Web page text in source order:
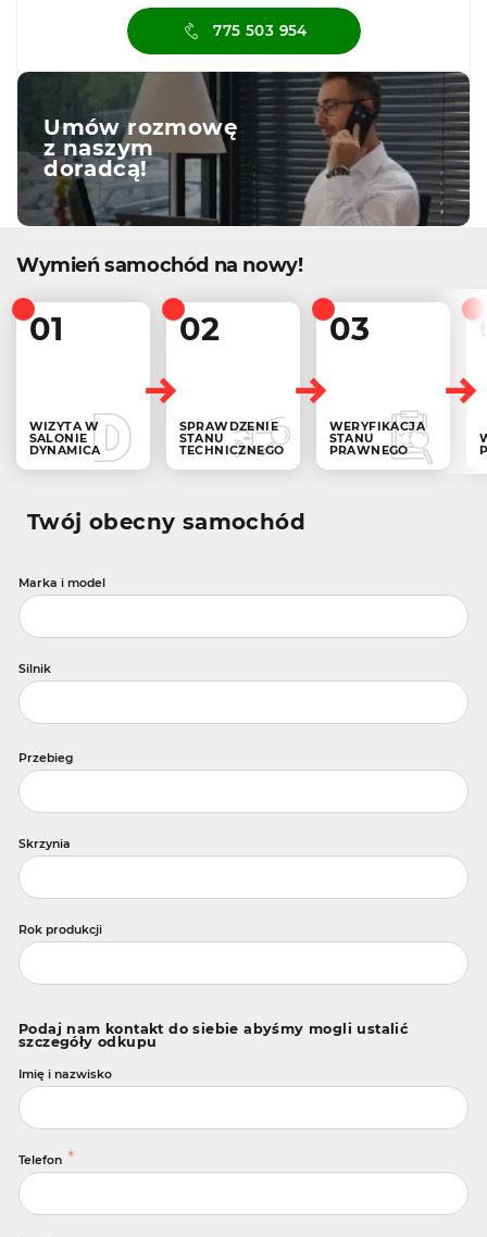
775 503 954
Umów rozmowę
z naszym
doradcą!
Wymień samochód na nowy!
01
WIZYTA W
SALONIE
DYNAMICA
02
SPRAWDZENIE
STANU
TECHNICZNEGO
03
WERYFIKACJA
STANU
PRAWNEGO
Twój obecny samochód
Marka i model
Silnik
Przebieg
Skrzynia
Rok produkcji
Podaj nam kontakt do siebie abyśmy mogli ustalić
szczegóły odkupu
Imię i nazwisko
Telefon *